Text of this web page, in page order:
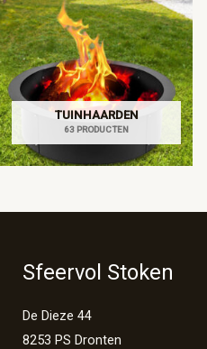
TUINHAARDEN
63 PRODUCTEN
Sfeervol Stoken
De Dieze 44
8253 PS Dronten